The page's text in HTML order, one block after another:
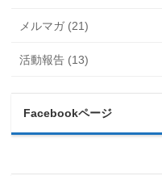
メルマガ (21)
活動報告 (13)
Facebookページ